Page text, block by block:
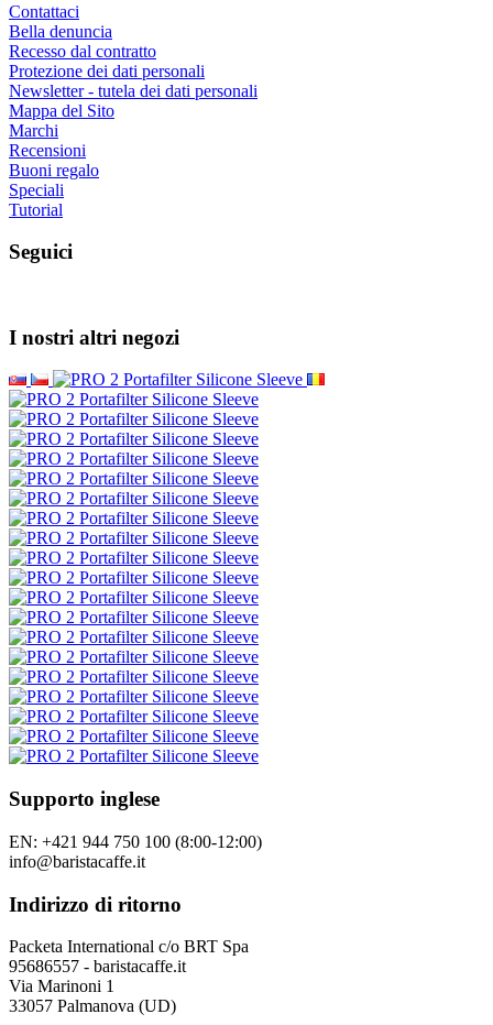
Contattaci
Bella denuncia
Recesso dal contratto
Protezione dei dati personali
Newsletter - tutela dei dati personali
Mappa del Sito
Marchi
Recensioni
Buoni regalo
Speciali
Tutorial
Seguici
I nostri altri negozi
Supporto inglese
EN: +421 944 750 100 (8:00-12:00)
info@baristacaffe.it
Indirizzo di ritorno
Packeta International c/o BRT Spa
95686557 - baristacaffe.it
Via Marinoni 1
33057 Palmanova (UD)